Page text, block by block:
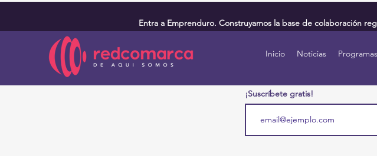
Entra a Emprenduro. Construyamos la base de colaboración
Inicio Noticias Programas
¡Suscríbete gratis!